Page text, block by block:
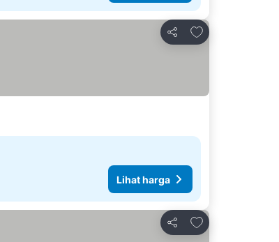
Kongsi
Tambah ke favorit
Lihat harga
Kongsi
Tambah ke favorit